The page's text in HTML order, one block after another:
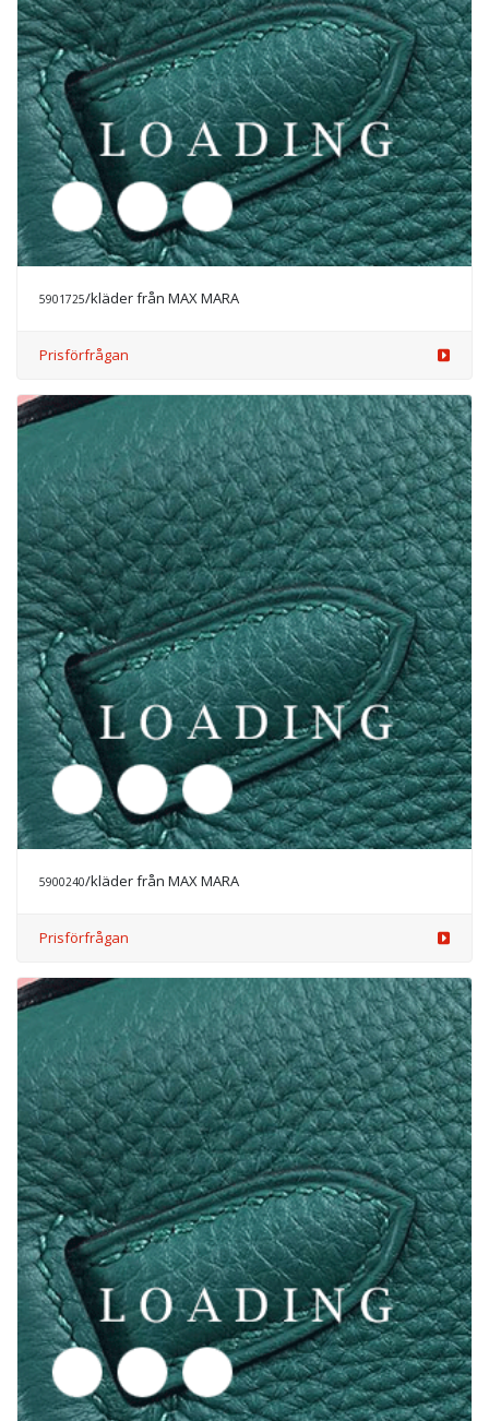
5901727/kläder från MAX MARA
Prisförfrågan
5901726 /kläder från MAX MARA
Prisförfrågan